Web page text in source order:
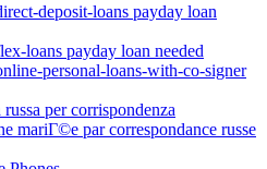
deposit-loans payday loan
loans payday loan needed
personal-loans-with-co-signer
per corrispondenza
mariГ©e par correspondance russe